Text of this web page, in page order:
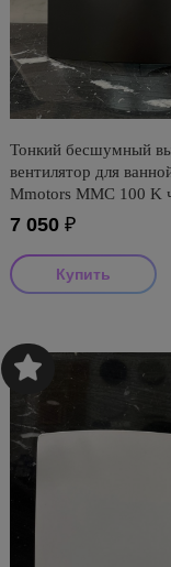
Тонкий бесшумный
вентилятор для
Mmotors ММC 100 K
7 050₽